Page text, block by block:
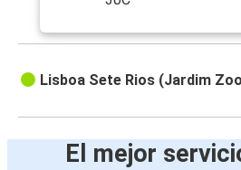
Lisboa Sete Rios (Jardim
El mejor